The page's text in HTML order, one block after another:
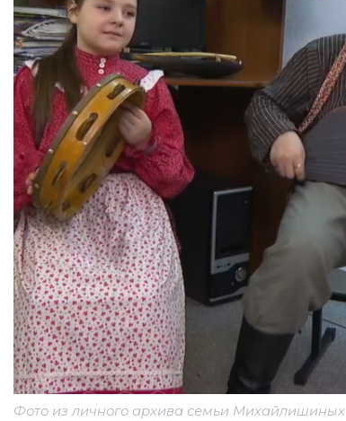
Фото из личного архива семьи Михайлишиных